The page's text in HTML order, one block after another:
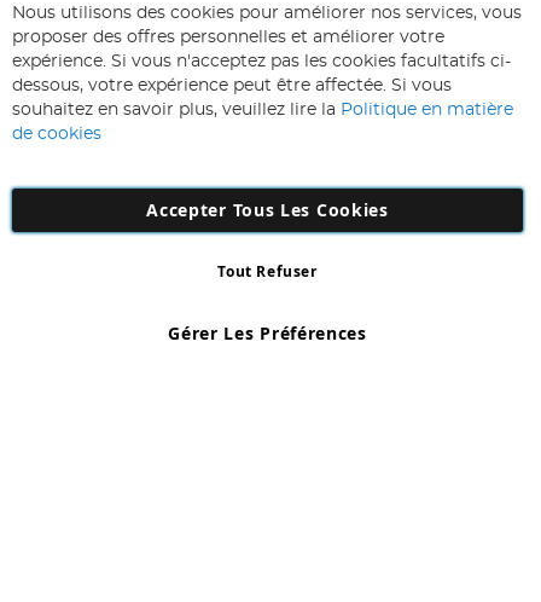
ABONNEZ-VOUS & ECONOMISEZ
Inscription
à
d’information
:
Inscription
Number: 863029607
Nous utilisons des cookies pour améliorer nos services, vous
proposer des offres personnelles et améliorer votre
expérience. Si vous n'acceptez pas les cookies facultatifs ci-
dessous, votre expérience peut être affectée. Si vous
souhaitez en savoir plus, veuillez lire la Politique en matière
de cookies
Accepter Tous Les Cookies
Gérer Les Préférences
Tout Refuser